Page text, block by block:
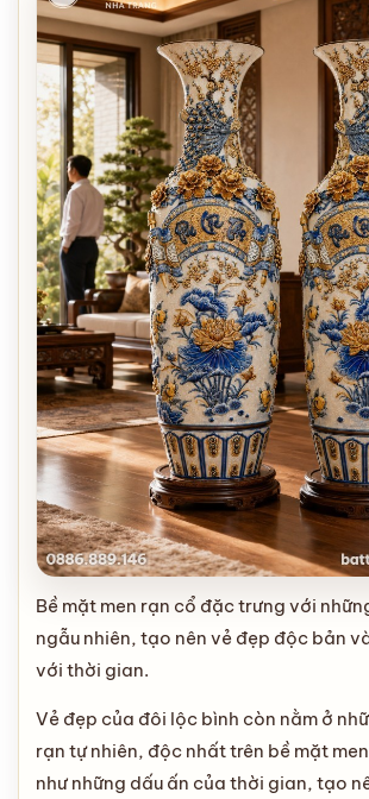
Bề mặt men rạn cổ đặc trưng với
ngẫu nhiên, tạo nên vẻ đẹp độc bản
với thời gian.
Vẻ đẹp của đôi lộc bình còn nằm ở
rạn tự nhiên, độc nhất trên bề mặt
như những dấu ấn của thời gian, tạo